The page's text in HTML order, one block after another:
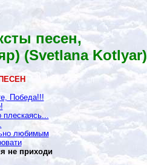
песен,
(Svetlana Kotlyar)
Победа!!!
любимым
не приходи